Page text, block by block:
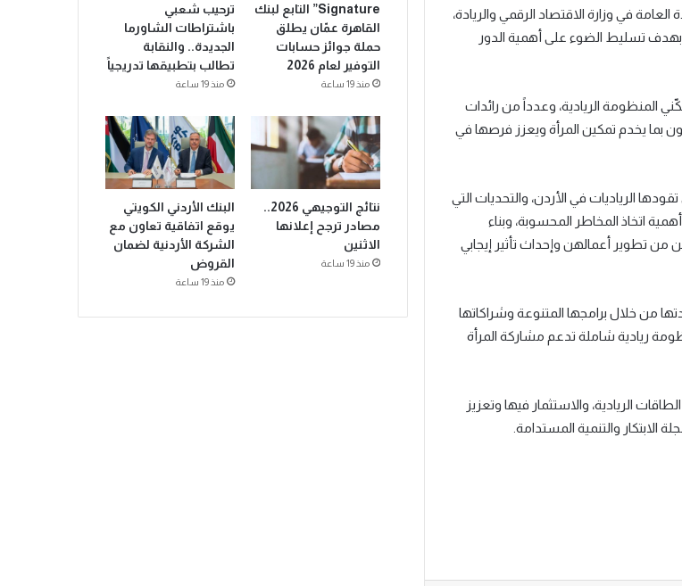
في وزارة الاقتصاد الرقمي والريادة،
بهدف تسليط الضوء على أهمية الدور
المنظومة الريادية، وعدداً من رائدات
بما يخدم تمكين المرأة ويعزز فرصها في
الرياديات في الأردن، والتحديات التي
اتخاذ المخاطر المحسوبة، وبناء
من تطوير أعمالهن وإحداث تأثير إيجابي
من خلال برامجها المتنوعة وشراكاتها
ريادية شاملة تدعم مشاركة المرأة
الريادية، والاستثمار فيها وتعزيز
والتنمية المستدامة.
Signature” التابع لبنك
القاهرة عمّان يطلق
حملة جوائز حسابات
التوفير لعام 2026
منذ 19 ساعة
ترحيب شعبي
باشتراطات الشاورما
الجديدة.. والنقابة
تطالب بتطبيقها تدريجياً
منذ 19 ساعة
نتائج التوجيهي 2026..
مصادر ترجح إعلانها
الاثنين
منذ 19 ساعة
البنك الأردني الكويتي
يوقع اتفاقية تعاون مع
الشركة الأردنية لضمان
القروض
منذ 19 ساعة